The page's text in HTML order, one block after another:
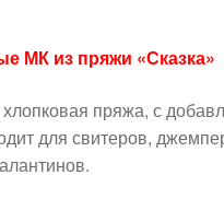
МК из пряжи «Сказка»
пряжа, с
для свитеров,